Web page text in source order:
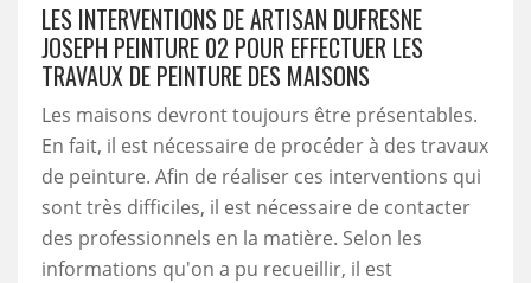
LES INTERVENTIONS DE ARTISAN DUFRESNE
JOSEPH PEINTURE 02 POUR EFFECTUER LES
TRAVAUX DE PEINTURE DES MAISONS
Les maisons devront toujours être présentables.
En fait, il est nécessaire de procéder à des travaux
de peinture. Afin de réaliser ces interventions qui
sont très difficiles, il est nécessaire de contacter
des professionnels en la matière. Selon les
informations qu'on a pu recueillir, il est